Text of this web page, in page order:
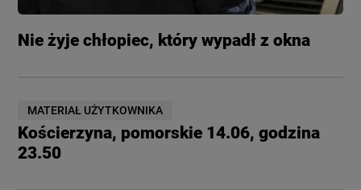
Nie żyje chłopiec, który wypadł z okna
MATERIAŁ UŻYTKOWNIKA
Kościerzyna, pomorskie 14.06, godzina
23.50